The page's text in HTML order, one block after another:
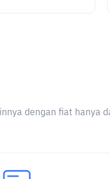
dengan fiat hanya